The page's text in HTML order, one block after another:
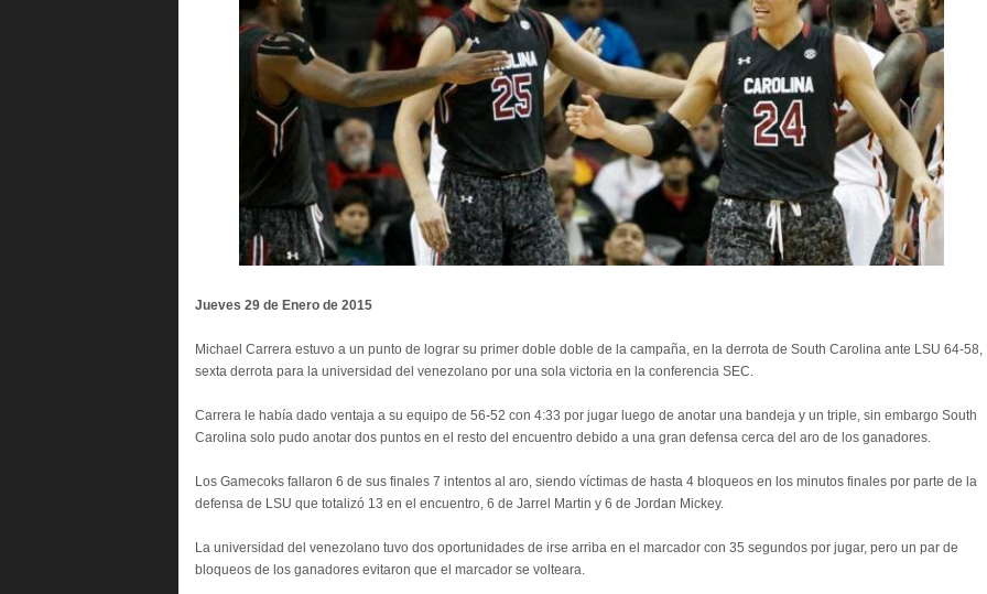
Jueves 29 de Enero de 2015
Michael Carrera estuvo a un punto de lograr su primer doble doble de la campaña, en la derrota de South Carolina ante LSU 64-58,
sexta derrota para la universidad del venezolano por una sola victoria en la conferencia SEC.
Carrera le había dado ventaja a su equipo de 56-52 con 4:33 por jugar luego de anotar una bandeja y un triple, sin embargo South
Carolina solo pudo anotar dos puntos en el resto del encuentro debido a una gran defensa cerca del aro de los ganadores.
Los Gamecoks fallaron 6 de sus finales 7 intentos al aro, siendo víctimas de hasta 4 bloqueos en los minutos finales por parte de la
defensa de LSU que totalizó 13 en el encuentro, 6 de Jarrel Martin y 6 de Jordan Mickey.
La universidad del venezolano tuvo dos oportunidades de irse arriba en el marcador con 35 segundos por jugar, pero un par de
bloqueos de los ganadores evitaron que el marcador se volteara.